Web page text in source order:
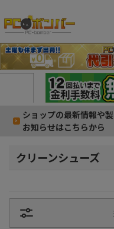
ショップの最新情報や
お知らせはこちらから
クリーンシューズ